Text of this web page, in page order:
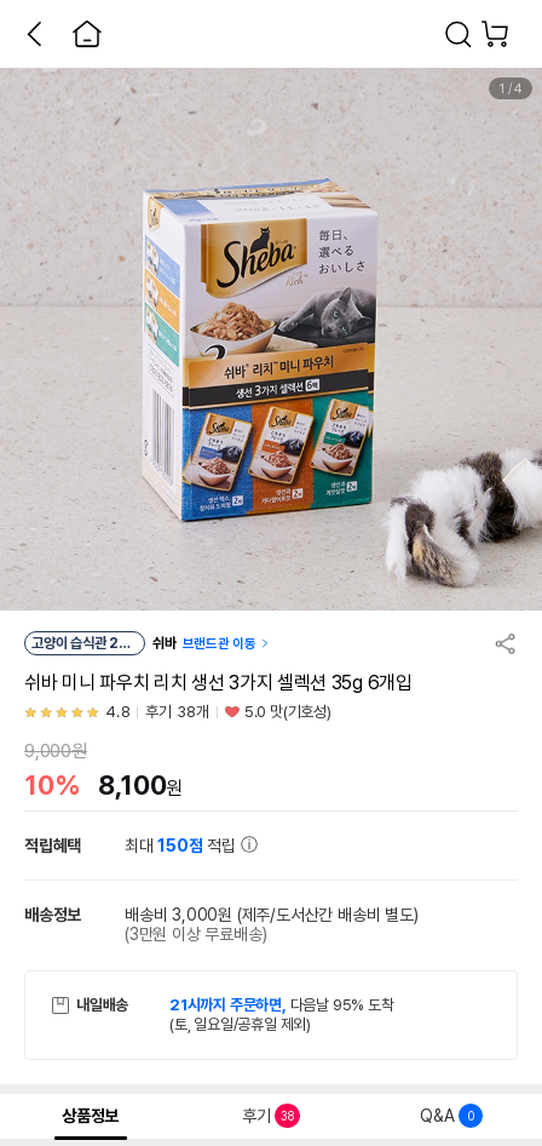
1 /4
고양이 습식관 29
쉬바 브랜드관 이동
쉬바 미니 파우치 리치 생선 3가지 셀렉션 35g 6개입
4.8 후기 38개 5.0 맛(기호성)
9,000원
10% 8,100원
적립혜택 최대150점 적립
배송정보 배송비 3,000원 (제주/도서산간 배송비 별도)
(3만원 이상 무료배송)
내일배송 21시까지 주문하면, 다음날 95% 도착
(토, 일요일/공휴일 제외)
상품정보 후기 38 Q&A 0